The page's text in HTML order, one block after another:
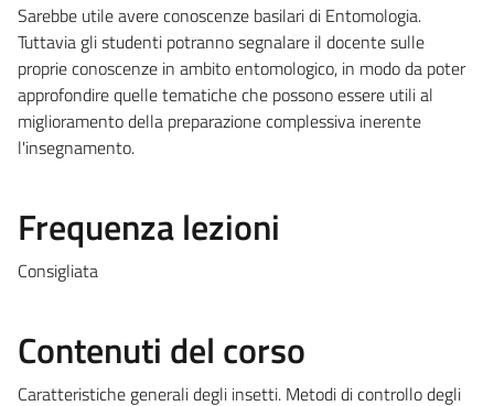
Sarebbe utile avere conoscenze basilari di Entomologia.
Tuttavia gli studenti potranno segnalare il docente sulle
proprie conoscenze in ambito entomologico, in modo da poter
approfondire quelle tematiche che possono essere utili al
miglioramento della preparazione complessiva inerente
l'insegnamento.
Frequenza lezioni
Consigliata
Contenuti del corso
Caratteristiche generali degli insetti. Metodi di controllo degli